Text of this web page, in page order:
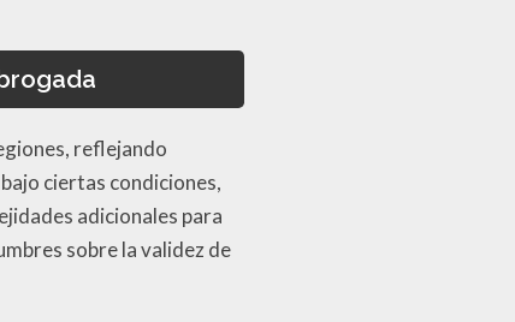
reflejando
ciertas condiciones,
adicionales para
sobre la validez de